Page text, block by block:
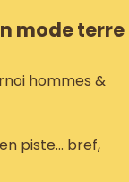
mode terre
hommes &
piste… bref,